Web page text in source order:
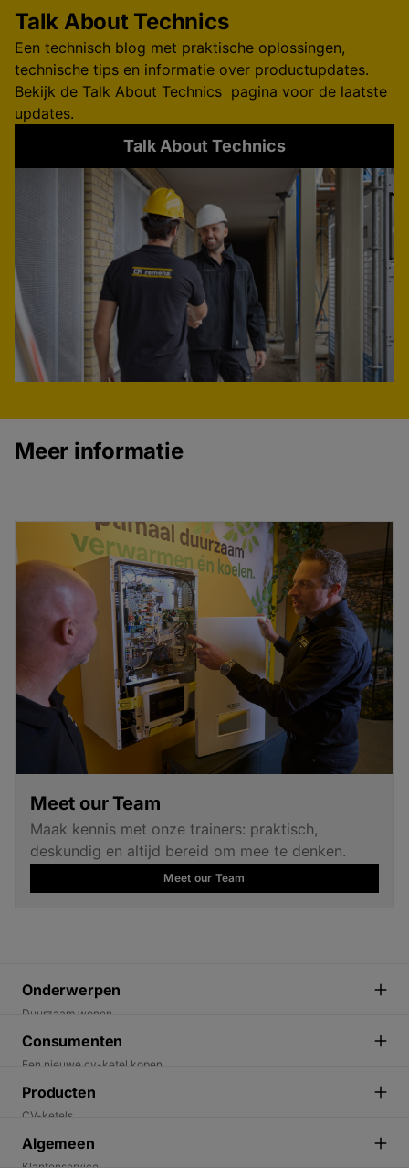
Talk About Technics
Een technisch blog met praktische oplossingen,
technische tips en informatie over productupdates.
Bekijk de Talk About Technics pagina voor de laatste
updates.
Talk About Technics
Meer informatie
Meet our Team
Maak kennis met onze trainers: praktisch,
deskundig en altijd bereid om mee te denken.
Meet our Team
Onderwerpen
Duurzaam wonen
Energietransitie
Duurzame oplossingen
Consumenten
Een nieuwe cv-ketel kopen
Een warmtepomp kopen. Wat moet je weten.
Ik wil duurzaam wonen
Warmtewijzer - welk product past bij mij
Producten
CV-ketels
Elektrische warmtepompen
Hybride warmtepompen
Algemeen